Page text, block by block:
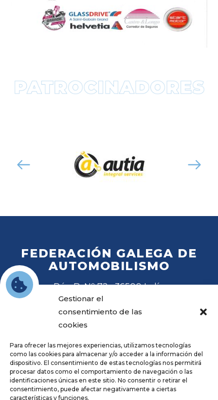
Gestionar el
consentimiento de las
cookies
Para ofrecer las mejores experiencias, utilizamos tecnologías
como las cookies para almacenar y/o acceder a la información del
dispositivo. El consentimiento de estas tecnologías nos permitirá
procesar datos como el comportamiento de navegación o las
identificaciones únicas en este sitio. No consentir o retirar el
consentimiento, puede afectar negativamente a ciertas
características y funciones.
FEDERACIÓN GALEGA DE
AUTOMOBILISMO
Rúa B, Nº 72 · 36500 Lalín
Tel. 988 27 28 41
Emailfga@fga.es
Hora local: